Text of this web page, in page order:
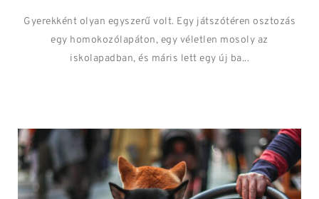
Gyerekként olyan egyszerű volt. Egy játszótéren osztozás
egy homokozólapáton, egy véletlen mosoly az
iskolapadban, és máris lett egy új ba...